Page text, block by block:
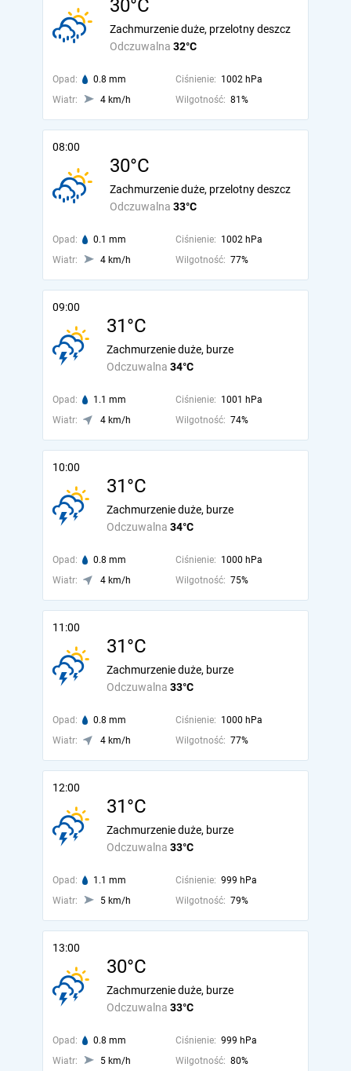
30°C
Odczuwalna 32°C
Zachmurzenie duże, przelotny deszcz
Opad: 0.8 mm Ciśnienie: 1002 hPa
Wiatr:
4 km/h Wilgotność: 81%
08:00
30°C
Odczuwalna 33°C
Zachmurzenie duże, przelotny deszcz
Opad: 0.1 mm Ciśnienie: 1002 hPa
Wiatr:
4 km/h Wilgotność: 77%
09:00
31°C
Odczuwalna 34°C
Zachmurzenie duże, burze
Opad: 1.1 mm Ciśnienie: 1001 hPa
Wiatr:
4 km/h Wilgotność: 74%
10:00
31°C
Odczuwalna 34°C
Zachmurzenie duże, burze
Opad: 0.8 mm Ciśnienie: 1000 hPa
Wiatr:
4 km/h Wilgotność: 75%
11:00
31°C
Odczuwalna 33°C
Zachmurzenie duże, burze
Opad: 0.8 mm Ciśnienie: 1000 hPa
Wiatr:
4 km/h Wilgotność: 77%
12:00
31°C
Odczuwalna 33°C
Zachmurzenie duże, burze
Opad: 1.1 mm Ciśnienie: 999 hPa
Wiatr:
5 km/h Wilgotność: 79%
13:00
30°C
Odczuwalna 33°C
Zachmurzenie duże, burze
Opad: 0.8 mm Ciśnienie: 999 hPa
Wiatr:
5 km/h Wilgotność: 80%